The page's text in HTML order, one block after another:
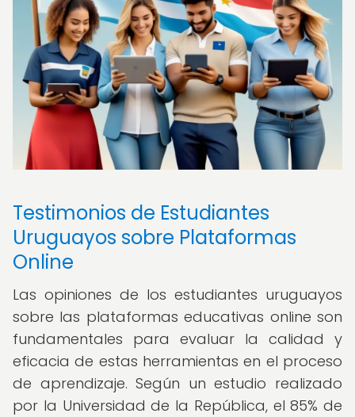
Testimonios de Estudiantes
Uruguayos sobre Plataformas
Online
Las opiniones de los estudiantes uruguayos
sobre las plataformas educativas online son
fundamentales para evaluar la calidad y
eficacia de estas herramientas en el proceso
de aprendizaje. Según un estudio realizado
por la Universidad de la República, el 85% de